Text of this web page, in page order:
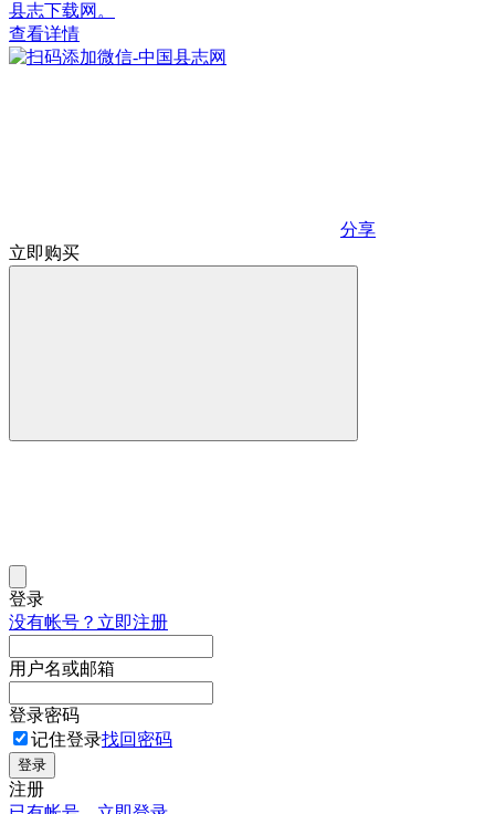
县志下载网。
查看详情
分享
立即购买
登录
没有帐号？立即注册
用户名或邮箱
登录密码
记住登录找回密码
登录
注册